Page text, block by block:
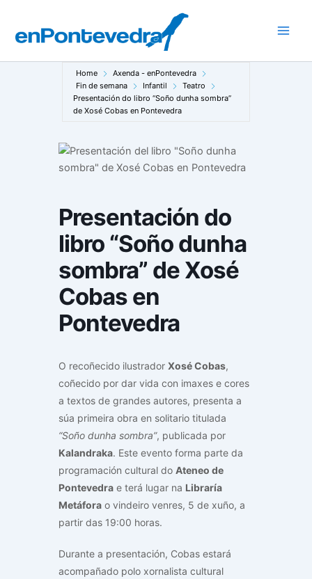
contido
Home
Axenda - enPontevedra
Fin de semana
Infantil
Teatro
Presentación do libro “Soño dunha sombra”
de Xosé Cobas en Pontevedra
Presentación do
libro “Soño dunha
sombra” de Xosé
Cobas en
Pontevedra
O recoñecido ilustrador Xosé Cobas,
coñecido por dar vida con imaxes e cores
a textos de grandes autores, presenta a
súa primeira obra en solitario titulada
“Soño dunha sombra”, publicada por
Kalandraka. Este evento forma parte da
programación cultural do Ateneo de
Pontevedra e terá lugar na Libraría
Metáfora o vindeiro venres, 5 de xuño, a
partir das 19:00 horas.
Durante a presentación, Cobas estará
acompañado polo xornalista cultural